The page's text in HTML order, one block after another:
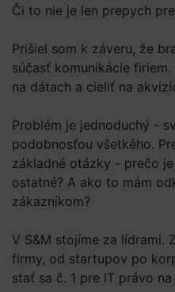
Či to nie je len prepych
Prišiel som k záveru, že
súčasť komunikácie
na dátach a cieliť na
Problém je jednoduchý -
podobnosťou všetkého.
základné otázky - prečo
ostatné? A ako to mám
zákazníkom?
V S&M stojíme za lídrami.
firmy, od startupov po
stať sa č. 1 pre IT právo na